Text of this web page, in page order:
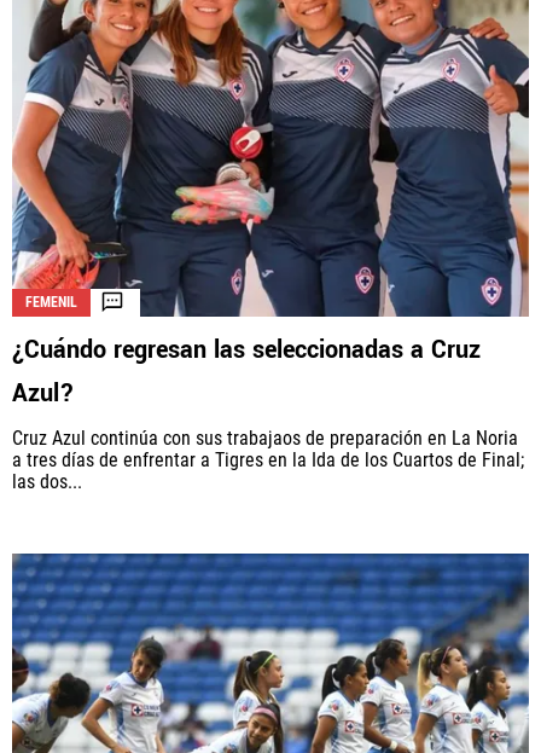
FEMENIL
¿Cuándo regresan las seleccionadas a Cruz
Azul?
Cruz Azul continúa con sus trabajaos de preparación en La Noria
a tres días de enfrentar a Tigres en la Ida de los Cuartos de Final;
las dos...